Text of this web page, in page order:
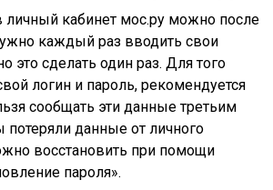
личный кабинет мос.ру можно после
каждый раз вводить свои
это сделать один раз. Для того
логин и пароль, рекомендуется
сообщать эти данные третьим
данные от личного
восстановить при помощи
пароля».